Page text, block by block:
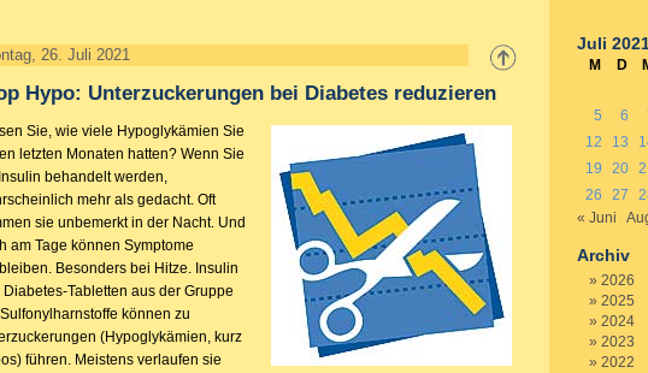
26. Juli 2021
Hypo: Unterzuckerungen bei Diabetes reduzieren
Sie, wie viele Hypoglykämien Sie
letzten Monaten hatten? Wenn Sie
behandelt werden,
mehr als gedacht. Oft
sie unbemerkt in der Nacht. Und
am Tage können Symptome
Besonders bei Hitze. Insulin
Diabetes-Tabletten aus der Gruppe
können zu
(Hypoglykämien, kurz
führen. Meistens verlaufen sie
Juli
M D
5
6
12
13
19
20
26
27
« Juni
Archiv
2026
2025
2024
2023
2022